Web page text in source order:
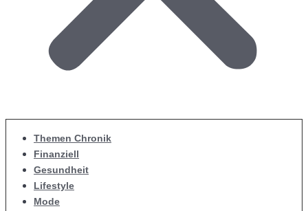
Themen Chronik
Finanziell
Gesundheit
Lifestyle
Mode